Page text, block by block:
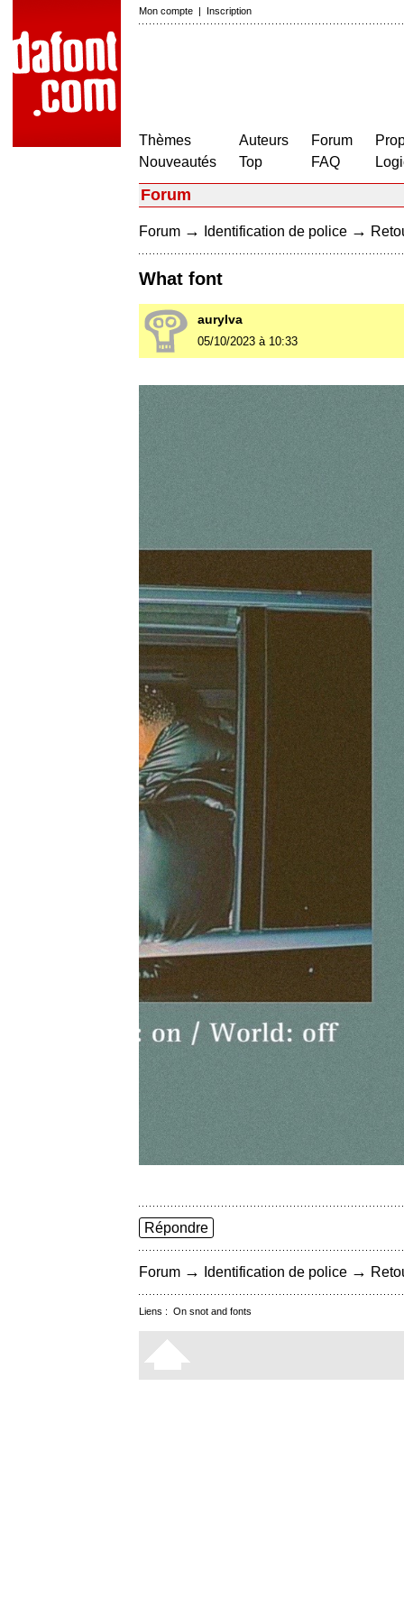
Mon compte | Inscription
Thèmes
Nouveautés
Auteurs
Top
Forum
FAQ
Forum
Forum → Identification de police →
What font
aurylva
05/10/2023 à 10:33
Répondre
Forum → Identification de police →
Liens : On snot and fonts